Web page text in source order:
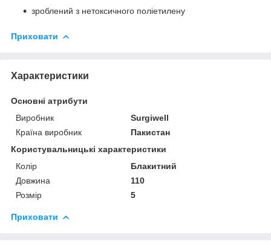
зроблений з нетоксичного поліетилену
Приховати
Характеристики
Основні атрибути
Виробник
Surgiwell
Країна виробник
Пакистан
Користувальницькі характеристики
Колір
Блакитний
Довжина
110
Розмір
5
Приховати